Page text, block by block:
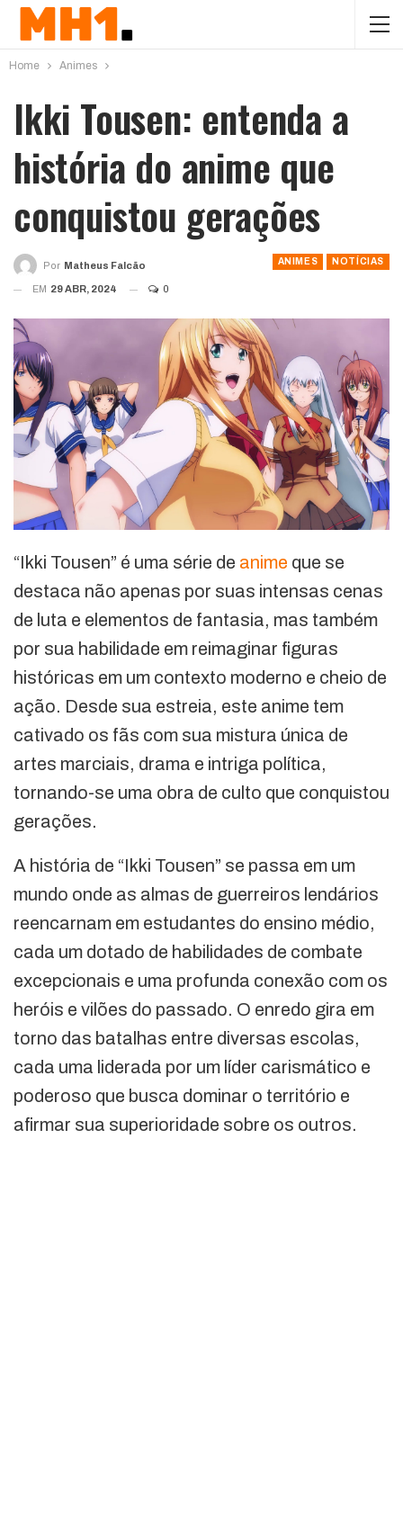
Home Animes
Ikki Tousen: entenda a
história do anime que
conquistou gerações
ANIMES NOTÍCIAS
Por Matheus Falcão
EM 29 ABR, 2024 0
“Ikki Tousen” é uma série de anime que se
destaca não apenas por suas intensas cenas
de luta e elementos de fantasia, mas também
por sua habilidade em reimaginar figuras
históricas em um contexto moderno e cheio de
ação. Desde sua estreia, este anime tem
cativado os fãs com sua mistura única de
artes marciais, drama e intriga política,
tornando-se uma obra de culto que conquistou
gerações.
A história de “Ikki Tousen” se passa em um
mundo onde as almas de guerreiros lendários
reencarnam em estudantes do ensino médio,
cada um dotado de habilidades de combate
excepcionais e uma profunda conexão com os
heróis e vilões do passado. O enredo gira em
torno das batalhas entre diversas escolas,
cada uma liderada por um líder carismático e
poderoso que busca dominar o território e
afirmar sua superioridade sobre os outros.